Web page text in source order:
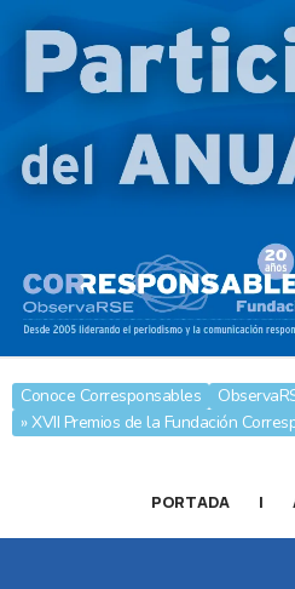
Conoce Corresponsables
» XVII Premios de la Fundación
PORTADA |